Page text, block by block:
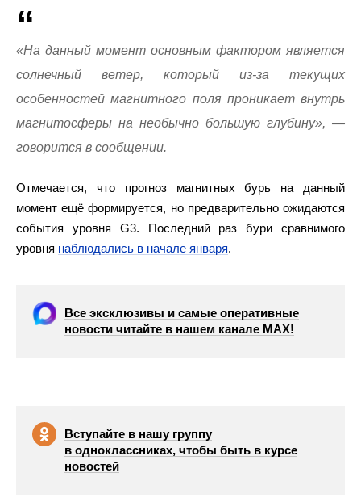
«На данный момент основным фактором является
солнечный ветер, который из-за текущих
особенностей магнитного поля проникает внутрь
магнитосферы на необычно большую глубину», —
говорится в сообщении.
Отмечается, что прогноз магнитных бурь на данный
момент ещё формируется, но предварительно ожидаются
события уровня G3. Последний раз бури сравнимого
уровня наблюдались в начале января.
Все эксклюзивы и самые оперативные
новости читайте в нашем канале МАХ!
Вступайте в нашу группу
в одноклассниках, чтобы быть в курсе
новостей